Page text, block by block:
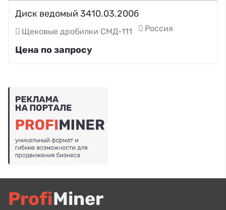
Диск ведомый 3410.03.200б
Щековые дробилки СМД-111 Россия
Цена по запросу
ProfiMiner